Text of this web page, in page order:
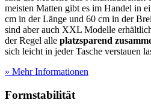
meisten Matten gibt es im Handel in
cm in der Länge und 60 cm in der
sind aber auch XXL Modelle
der Regel alle platzsparend
sich leicht in jeder Tasche verstauen
» Mehr Informationen
Formstabilität